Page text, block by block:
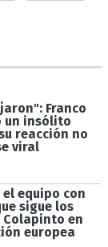
Franco
un insólito
reacción no
viral
equipo con
sigue los
Colapinto en
europea